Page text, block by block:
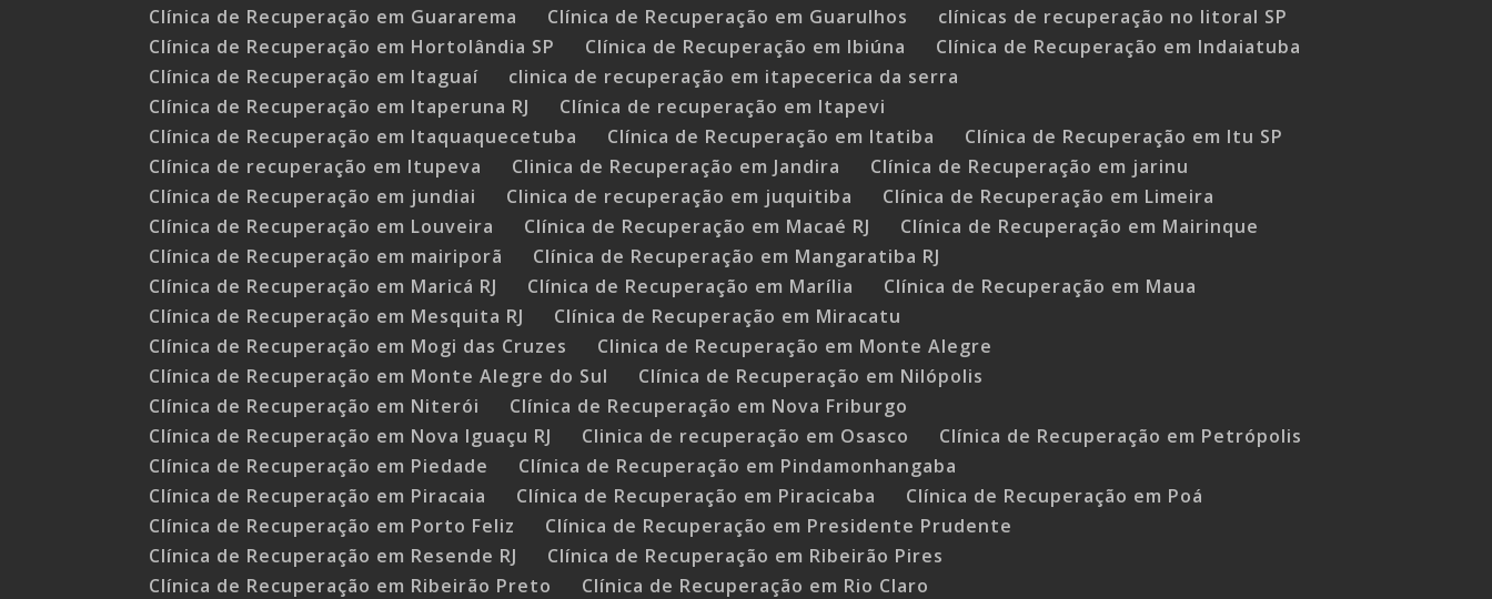
Clínica de Recuperação em Guararema
Clínica de Recuperação em Guarulhos
clínicas de recuperação no litoral SP
Clínica de Recuperação em Hortolândia SP
Clínica de Recuperação em Ibiúna
Clínica de Recuperação em Indaiatuba
Clínica de Recuperação em Itaguaí
clinica de recuperação em itapecerica da serra
Clínica de Recuperação em Itaperuna RJ
Clínica de recuperação em Itapevi
Clínica de Recuperação em Itaquaquecetuba
Clínica de Recuperação em Itatiba
Clínica de Recuperação em Itu SP
Clínica de recuperação em Itupeva
Clinica de Recuperação em Jandira
Clínica de Recuperação em jarinu
Clínica de Recuperação em jundiai
Clinica de recuperação em juquitiba
Clínica de Recuperação em Limeira
Clínica de Recuperação em Louveira
Clínica de Recuperação em Macaé RJ
Clínica de Recuperação em Mairinque
Clínica de Recuperação em mairiporã
Clínica de Recuperação em Mangaratiba RJ
Clínica de Recuperação em Maricá RJ
Clínica de Recuperação em Marília
Clínica de Recuperação em Maua
Clínica de Recuperação em Mesquita RJ
Clínica de Recuperação em Miracatu
Clínica de Recuperação em Mogi das Cruzes
Clinica de Recuperação em Monte Alegre
Clínica de Recuperação em Monte Alegre do Sul
Clínica de Recuperação em Nilópolis
Clínica de Recuperação em Niterói
Clínica de Recuperação em Nova Friburgo
Clínica de Recuperação em Nova Iguaçu RJ
Clinica de recuperação em Osasco
Clínica de Recuperação em Petrópolis
Clínica de Recuperação em Piedade
Clínica de Recuperação em Pindamonhangaba
Clínica de Recuperação em Piracaia
Clínica de Recuperação em Piracicaba
Clínica de Recuperação em Poá
Clínica de Recuperação em Porto Feliz
Clínica de Recuperação em Presidente Prudente
Clínica de Recuperação em Resende RJ
Clínica de Recuperação em Ribeirão Pires
Clínica de Recuperação em Ribeirão Preto
Clínica de Recuperação em Rio Claro